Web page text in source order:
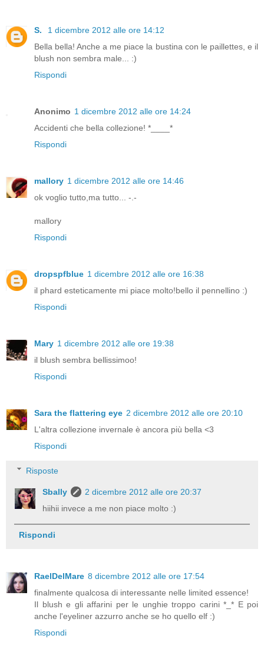
S.
1 dicembre 2012 alle ore 14:12
Bella bella! Anche a me piace la bustina con le paillettes, e il
blush non sembra male... :)
Rispondi
Anonimo 1 dicembre 2012 alle ore 14:24
Accidenti che bella collezione! *____*
Rispondi
mallory 1 dicembre 2012 alle ore 14:46
ok voglio tutto,ma tutto... -.-
mallory
Rispondi
dropspfblue 1 dicembre 2012 alle ore 16:38
il phard esteticamente mi piace molto!bello il pennellino :)
Rispondi
Mary 1 dicembre 2012 alle ore 19:38
il blush sembra bellissimoo!
Rispondi
Sara the flattering eye 2 dicembre 2012 alle ore 20:10
L'altra collezione invernale è ancora più bella <3
Rispondi
Risposte
Sbally
2 dicembre 2012 alle ore 20:37
hiihii invece a me non piace molto :)
Rispondi
RaelDelMare 8 dicembre 2012 alle ore 17:54
finalmente qualcosa di interessante nelle limited essence!
Il blush e gli affarini per le unghie troppo carini *_* E poi
anche l'eyeliner azzurro anche se ho quello elf :)
Rispondi